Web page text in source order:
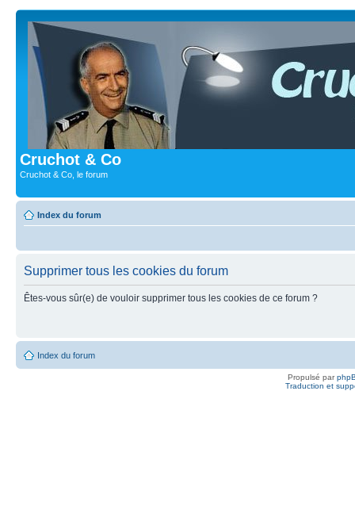
Cruchot & Co
Cruchot & Co, le forum
Index du forum
Supprimer tous les cookies du forum
Êtes-vous sûr(e) de vouloir supprimer tous les cookies de ce forum ?
Index du forum
Propulsé par
Traduction et